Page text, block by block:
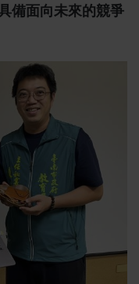
備面向未來的競爭